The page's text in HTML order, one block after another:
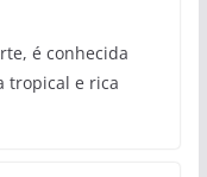
é conhecida
tropical e rica